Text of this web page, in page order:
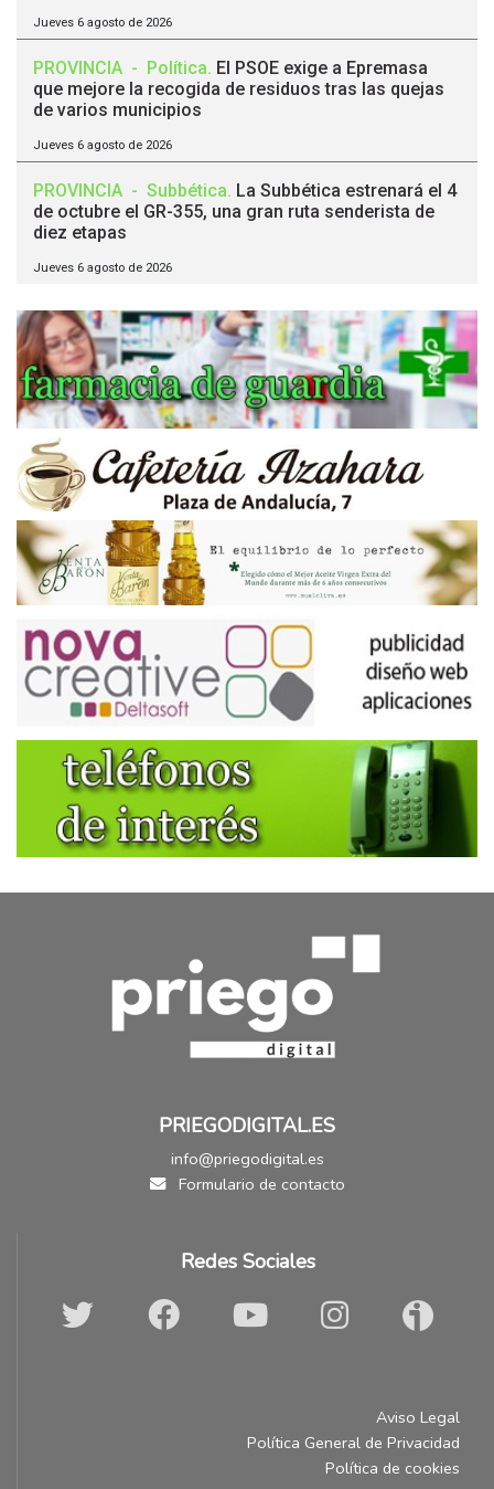
Jueves 6 agosto de 2026
PROVINCIA - Política. El PSOE exige a Epremasa
que mejore la recogida de residuos tras las quejas
de varios municipios
Jueves 6 agosto de 2026
PROVINCIA - Subbética. La Subbética estrenará el 4
de octubre el GR-355, una gran ruta senderista de
diez etapas
Jueves 6 agosto de 2026
PRIEGODIGITAL.ES
info@priegodigital.es
Formulario de contacto
Redes Sociales
Aviso Legal
Política General de Privacidad
Política de cookies